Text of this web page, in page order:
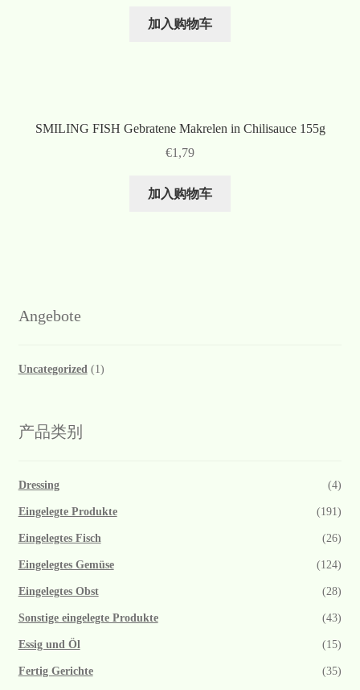
加入购物车
SMILING FISH Gebratene Makrelen in Chilisauce 155g
€1,79
加入购物车
Angebote
Uncategorized(1)
产品类别
Dressing (4)
Eingelegte Produkte (191)
Eingelegtes Fisch (26)
Eingelegtes Gemüse (124)
Eingelegtes Obst (28)
Sonstige eingelegte Produkte (43)
Essig und Öl (15)
Fertig Gerichte (35)